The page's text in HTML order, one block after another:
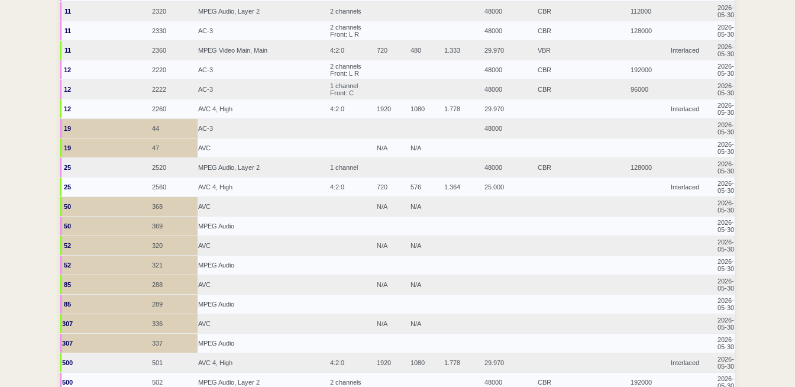
11 2320 MPEG Audio, Layer 2 2 channels 48000 CBR 112000
2026-
05-30
11 2330 AC-3
2 channels
Front: L R
48000 CBR 128000
2026-
05-30
11 2360 MPEG Video Main, Main 4:2:0 720 480 1.333 29.970 VBR Interlaced
2026-
05-30
12 2220 AC-3
2 channels
Front: L R
48000 CBR 192000
2026-
05-30
12 2222 AC-3
1 channel
Front: C
48000 CBR 96000
2026-
05-30
12 2260 AVC 4, High 4:2:0 1920 1080 1.778 29.970 Interlaced
2026-
05-30
19 44 AC-3 48000
2026-
05-30
19 47 AVC N/A N/A
2026-
05-30
25 2520 MPEG Audio, Layer 2 1 channel 48000 CBR 128000
2026-
05-30
25 2560 AVC 4, High 4:2:0 720 576 1.364 25.000 Interlaced
2026-
05-30
50 368 AVC N/A N/A
2026-
05-30
50 369 MPEG Audio
2026-
05-30
52 320 AVC N/A N/A
2026-
05-30
52 321 MPEG Audio
2026-
05-30
85 288 AVC N/A N/A
2026-
05-30
85 289 MPEG Audio
2026-
05-30
307 336 AVC N/A N/A
2026-
05-30
307 337 MPEG Audio
2026-
05-30
500 501 AVC 4, High 4:2:0 1920 1080 1.778 29.970 Interlaced
2026-
05-30
500 502 MPEG Audio, Layer 2 2 channels 48000 CBR 192000
2026-